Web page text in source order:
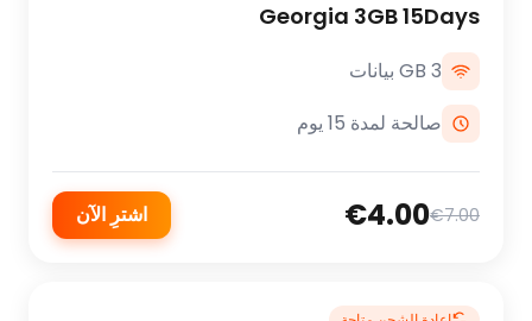
Georgia 3GB 15Days
3 GB بيانات
صالحة لمدة 15 يوم
€7.00
€4.00 اشترِ الآن